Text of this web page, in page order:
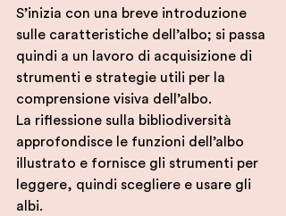
S’inizia con una breve introduzione
sulle caratteristiche dell’albo; si passa
quindi a un lavoro di acquisizione di
strumenti e strategie utili per la
comprensione visiva dell’albo.
La riflessione sulla bibliodiversità
approfondisce le funzioni dell’albo
illustrato e fornisce gli strumenti per
leggere, quindi scegliere e usare gli
albi.